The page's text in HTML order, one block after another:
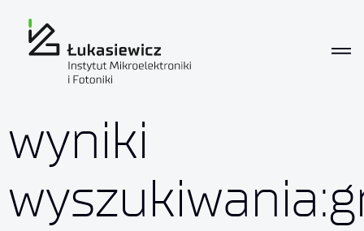
wyniki